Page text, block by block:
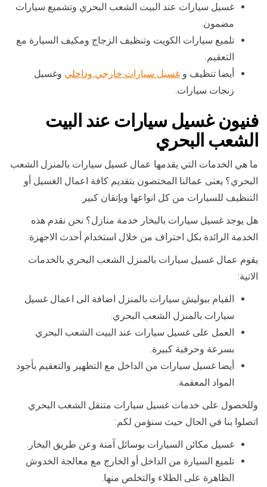
غسيل سيارات عند البيت الشعب البحري وتشميع سيارات
مضمون.
تلميع سيارات الكويت وتنظيف الزجاج ومكيف السيارة مع
التعقيم.
أيضا تنظيف و غسيل سيارات خارجي وداخلي وغسيل
زنجات سيارات.
فنيون غسيل سيارات عند البيت
الشعب البحري
ما هي الخدمات التي يقدمها عمال غسيل سيارات بالمنزل الشعب
البحري؟ يعنى عمالنا المختصون بتقديم كافة اعمال الغسيل أو
التنظيف للسيارات من كل انواعها وبإتقان كبير.
هل يوجد غسيل سيارات بالبخار خدمة منازل؟ نحن نقدم هذه
الخدمة الرائدة بكل احتراف من خلال استخدام أحدث الاجهزة.
يقوم عمال غسيل سيارات بالمنزل الشعب البحري بالخدمات
الاتية:
القيام ببوليش سيارات بالمنزل اضافة الى اعمال غسيل
سيارات بالمنزل الشعب البحري.
العمل على غسيل سيارات عند البيت الشعب البحري
بسرعة وحرفية كبيرة.
أيضا غسيل سيارات من الداخل مع التطهير والتعقيم بأجود
المواد المعقمة.
وللحصول على خدمات غسيل سيارات متنقل الشعب البحري
اتصلوا بنا في الحال حيث سنؤمن لكم:
غسيل مكائن السيارات بوسائل آمنة وعن طريق البخار.
تلميع السيارة من الداخل أو الخارج مع معالجة الخدوش
الظاهرة على الطلاء والتخلص منها.